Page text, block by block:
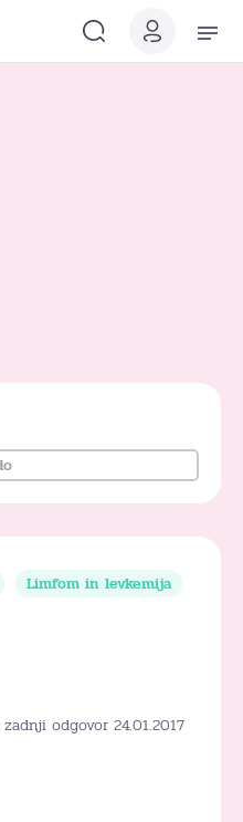
Limfom in levkemija
zadnji odgovor 24.01.2017